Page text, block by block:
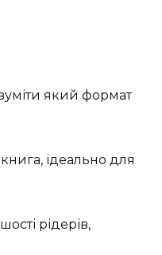
який формат
ідеально для
рідерів,